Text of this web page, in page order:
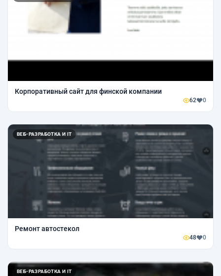
Корпоративный сайт для финской компании
62 0
ВЕБ-РАЗРАБОТКА И IT
Ремонт автостекол
48 0
ВЕБ-РАЗРАБОТКА И IT